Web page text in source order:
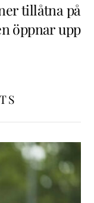
tillåtna på
öppnar upp